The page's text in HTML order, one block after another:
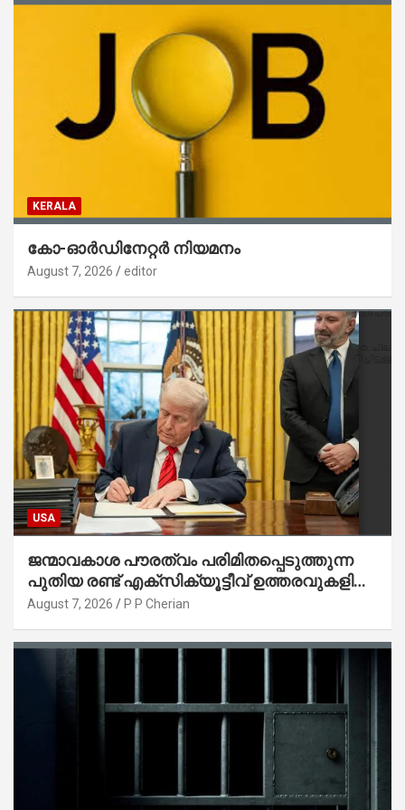
KERALA
കോ-ഓർഡിനേറ്റർ നിയമനം
August 7, 2026 editor
USA
ജന്മാവകാശ പൗരത്വം പരിമിതപ്പെടുത്തുന്ന
പുതിയ രണ്ട് എക്സിക്യൂട്ടീവ് ഉത്തരവുകളിൽ
ട്രംപ് ഒപ്പുവെച്ചു
August 7, 2026 P P Cherian